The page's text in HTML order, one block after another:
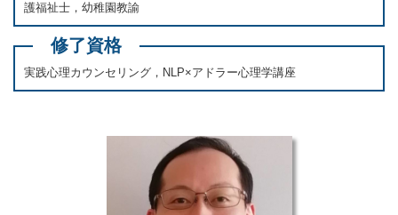
護福祉士，幼稚園教諭
修了資格
実践心理カウンセリング，NLP×アドラー心理学講座